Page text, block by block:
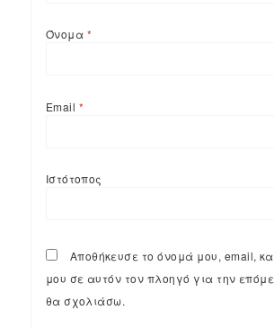
Όνομα *
Email *
Ιστότοπος
Αποθήκευσε το όνομά μου, email,
μου σε αυτόν τον πλοηγό για την
θα σχολιάσω.